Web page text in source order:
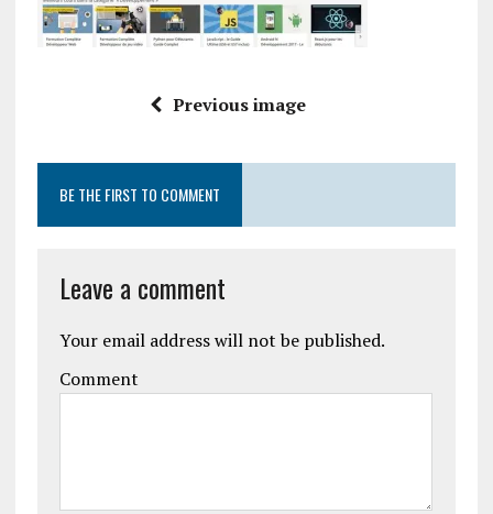
Previous image
BE THE FIRST TO COMMENT
Leave a comment
Your email address will not be published.
Comment